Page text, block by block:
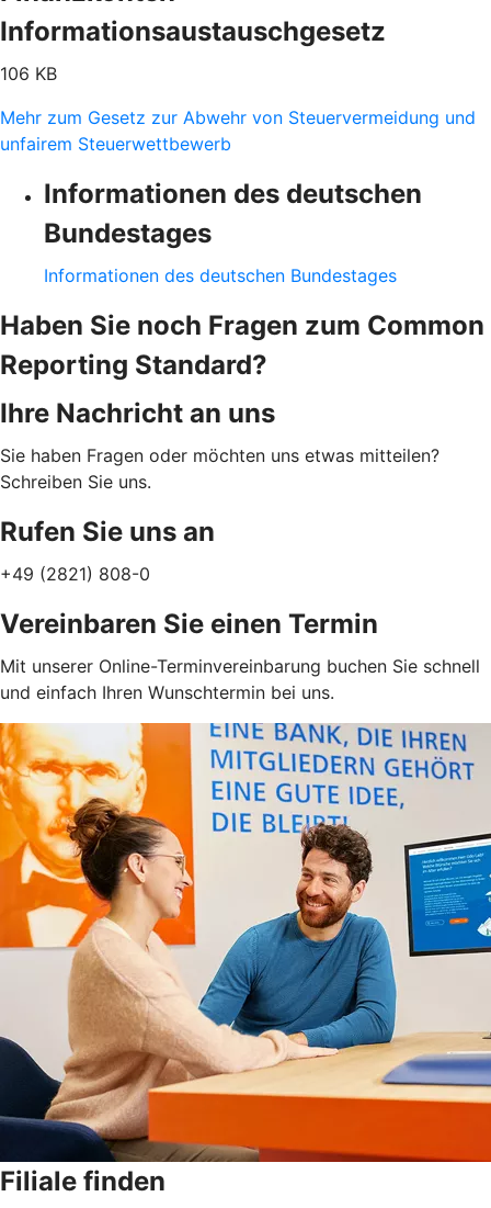
Informationsaustauschgesetz
106 KB
Mehr zum Gesetz zur Abwehr von Steuervermeidung und
unfairem Steuerwettbewerb
Informationen des deutschen
Bundestages
Informationen des deutschen Bundestages
Haben Sie noch Fragen zum Common
Reporting Standard?
Ihre Nachricht an uns
Sie haben Fragen oder möchten uns etwas mitteilen?
Schreiben Sie uns.
Rufen Sie uns an
+49 (2821) 808-0
Vereinbaren Sie einen Termin
Mit unserer Online-Terminvereinbarung buchen Sie schnell
und einfach Ihren Wunschtermin bei uns.
Filiale finden